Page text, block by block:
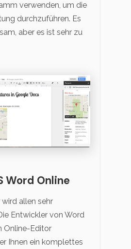
verwenden, um die
durchzuführen. Es
aber es ist sehr zu
Word Online
allen sehr
Entwickler von Word
Online-Editor
Ihnen ein komplettes